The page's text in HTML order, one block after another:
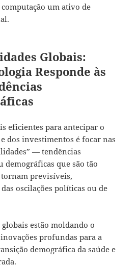
um ativo de
Globais:
Responde às
eficientes para antecipar o
dos investimentos é focar nas
— tendências
demográficas que são tão
tornam previsíveis,
oscilações políticas ou de
estão moldando o
profundas para a
demográfica da saúde e